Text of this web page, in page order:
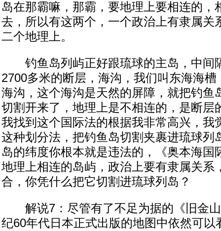
岛在那霸嘛，那霸，要地理上要相连的，
去，所以有这两个，一个政治上有隶属关
二个地理上。
钓鱼岛列屿正好跟琉球的主岛，中间
2700多米的断层，海沟，我们叫东海海
海沟，这个海沟是天然的屏障，就把钓鱼
切割开来了，地理上是不相连的，是断层
我找到这个国际法的根据我非常高兴，我
这种划分法，把钓鱼岛切割夹裹进琉球列
岛的纬度你根本就是违法的，《奥本海国
地理上相连的岛屿，政治上要有隶属关系
合，你凭什么把它切割进琉球列岛？
解说7：尽管有了不足为据的《旧金山
纪60年代日本正式出版的地图中依然可以